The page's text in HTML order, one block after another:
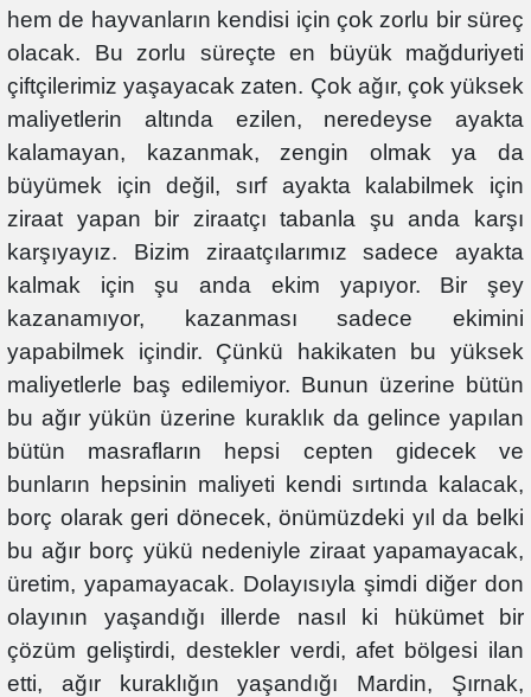
hem de hayvanların kendisi için çok zorlu bir süreç
olacak. Bu zorlu süreçte en büyük mağduriyeti
çiftçilerimiz yaşayacak zaten. Çok ağır, çok yüksek
maliyetlerin altında ezilen, neredeyse ayakta
kalamayan, kazanmak, zengin olmak ya da
büyümek için değil, sırf ayakta kalabilmek için
ziraat yapan bir ziraatçı tabanla şu anda karşı
karşıyayız. Bizim ziraatçılarımız sadece ayakta
kalmak için şu anda ekim yapıyor. Bir şey
kazanamıyor, kazanması sadece ekimini
yapabilmek içindir. Çünkü hakikaten bu yüksek
maliyetlerle baş edilemiyor. Bunun üzerine bütün
bu ağır yükün üzerine kuraklık da gelince yapılan
bütün masrafların hepsi cepten gidecek ve
bunların hepsinin maliyeti kendi sırtında kalacak,
borç olarak geri dönecek, önümüzdeki yıl da belki
bu ağır borç yükü nedeniyle ziraat yapamayacak,
üretim, yapamayacak. Dolayısıyla şimdi diğer don
olayının yaşandığı illerde nasıl ki hükümet bir
çözüm geliştirdi, destekler verdi, afet bölgesi ilan
etti, ağır kuraklığın yaşandığı Mardin, Şırnak,